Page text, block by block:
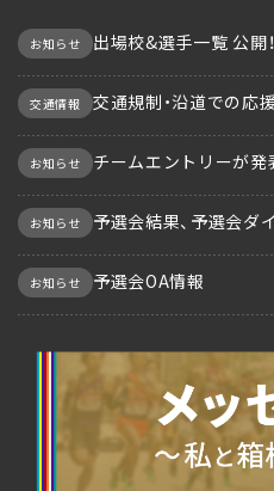
お知らせ 出場校&選手一覧 公開！
交通情報 交通規制・沿道での応
お知らせ チームエントリーが発
お知らせ 予選会結果、予選会ダ
お知らせ 予選会OA情報